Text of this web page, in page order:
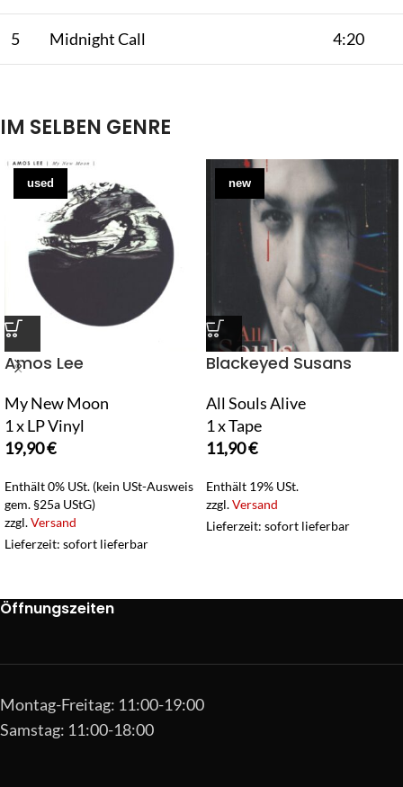
5 Midnight Call 4:20
IM SELBEN GENRE
used
Amos Lee
My New Moon
1 x LP Vinyl
19,90€
Enthält 0% USt. (kein USt-Ausweis
gem. §25a UStG)
zzgl.Versand
Lieferzeit: sofort lieferbar
new
Blackeyed Susans
All Souls Alive
1 x Tape
11,90€
Enthält 19% USt.
zzgl.Versand
Lieferzeit: sofort lieferbar
Öffnungszeiten
Montag-Freitag: 11:00-19:00
Samstag: 11:00-18:00